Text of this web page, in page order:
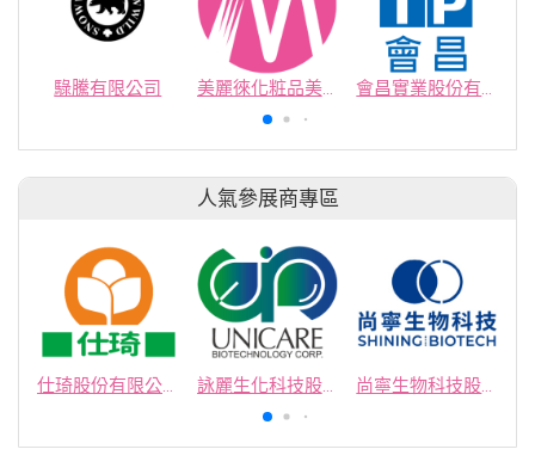
騄騰有限公司 美麗徠化粧品美容工業股份有限公司 會昌實業股份有限公司
人氣參展商專區
仕琦股份有限公司 詠麗生化科技股份有限公司 尚寧生物科技股份有限公司